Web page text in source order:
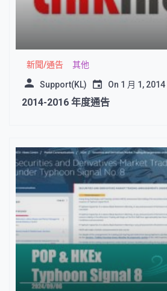
新聞/通告 其他
Support(KL) On 1 月 1, 2014
2014-2016 年度通告